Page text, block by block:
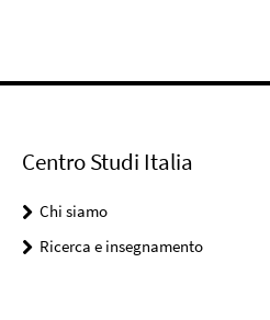
Centro Studi Italia
Chi siamo
Ricerca e insegnamento